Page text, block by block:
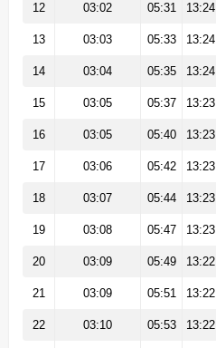
12 03:02 05:31 13:24
13 03:03 05:33 13:24
14 03:04 05:35 13:24
15 03:05 05:37 13:23
16 03:05 05:40 13:23
17 03:06 05:42 13:23
18 03:07 05:44 13:23
19 03:08 05:47 13:23
20 03:09 05:49 13:22
21 03:09 05:51 13:22
22 03:10 05:53 13:22